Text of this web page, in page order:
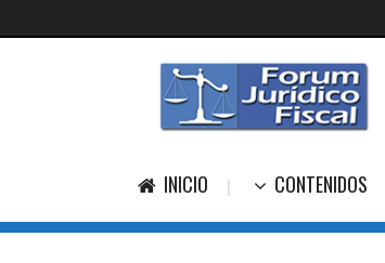
INICIO CONTENIDOS